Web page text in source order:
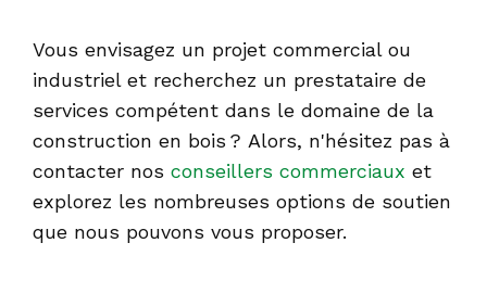
Vous envisagez un projet commercial ou
industriel et recherchez un prestataire de
services compétent dans le domaine de la
construction en bois ? Alors, n'hésitez pas à
contacter nos conseillers commerciaux et
explorez les nombreuses options de soutien
que nous pouvons vous proposer.